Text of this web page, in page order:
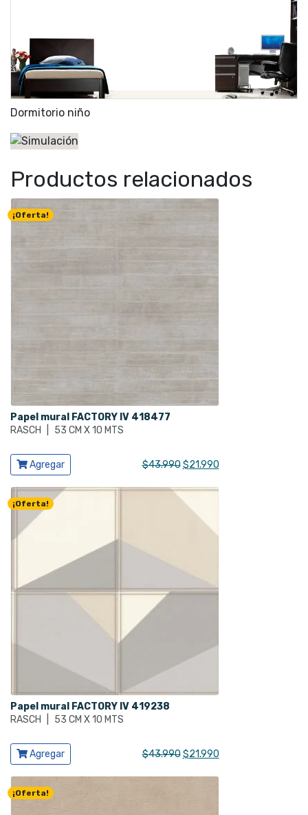
Dormitorio niño
Productos relacionados
¡Oferta!
Papel mural FACTORY IV 418477
RASCH
53 CM X 10 MTS
Ver producto
Agregar $43.990 El
original
era:
$43.990.
$21.990El
actual
¡Oferta!
Papel mural FACTORY IV 419238
RASCH
53 CM X 10 MTS
Ver producto
Agregar $43.990 El
$21.990El
¡Oferta!